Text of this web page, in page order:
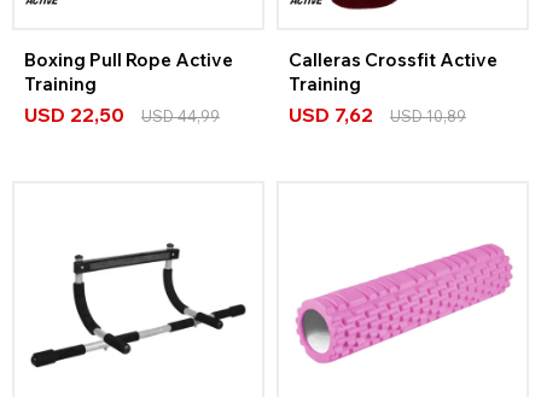
Boxing Pull Rope Active
Training
USD 22,50 USD44,99
Calleras Crossfit Active
Training
USD 7,62 USD10,89